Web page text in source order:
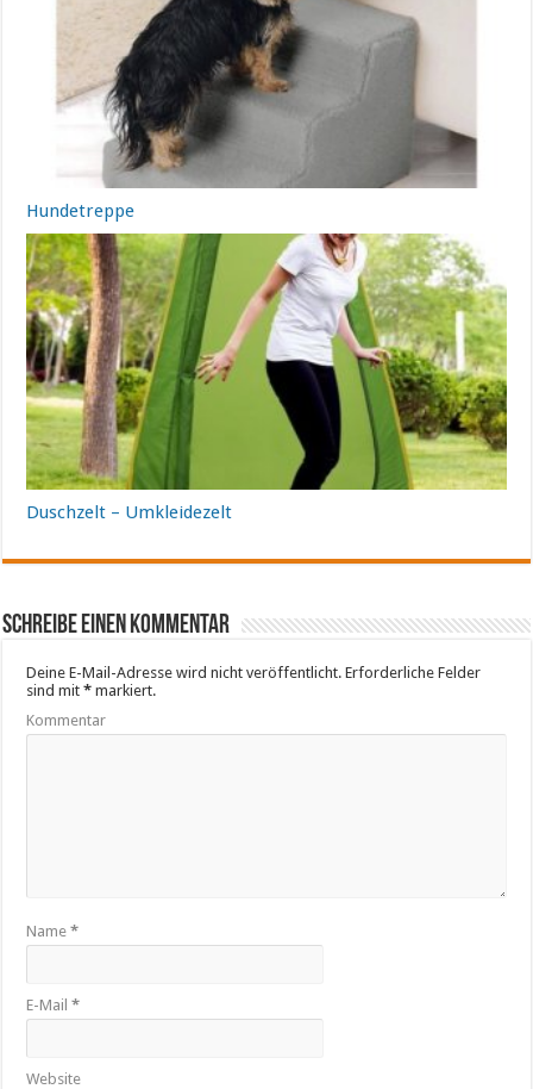
Hundetreppe
Duschzelt – Umkleidezelt
Schreibe einen Kommentar
Deine E-Mail-Adresse wird nicht veröffentlicht. Erforderliche Felder
sind mit* markiert.
Kommentar
Name*
E-Mail*
Website